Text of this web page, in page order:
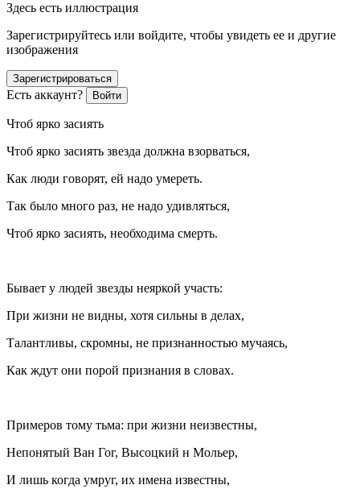
Здесь есть иллюстрация
Зарегистрируйтесь или войдите, чтобы увидеть ее и другие
изображения
Зарегистрироваться
Есть аккаунт? Войти
Чтоб ярко засиять
Чтоб ярко засиять звезда должна взорваться,
Как люди говорят, ей надо умереть.
Так было много раз, не надо удивляться,
Чтоб ярко засиять, необходима смерть.
Бывает у людей звезды неяркой участь:
При жизни не видны, хотя сильны в делах,
Талантливы, скромны, не признанностью мучаясь,
Как ждут они порой признания в словах.
Примеров тому тьма: при жизни неизвестны,
Непонятый Ван Гог, Высоцкий н Мольер,
И лишь когда умруг, их имена известны,